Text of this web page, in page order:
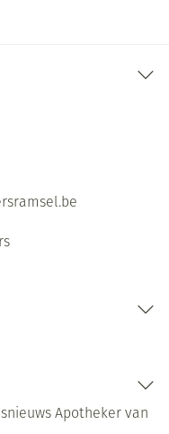
Apotheker van